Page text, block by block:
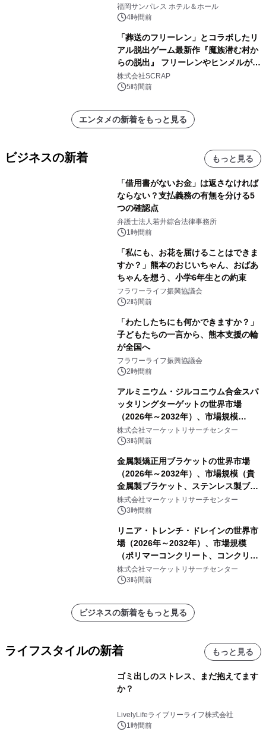
福岡サンパレス ホテル＆ホール
4時間前
「葬送のフリーレン」とコラボしたリ
アル脱出ゲーム最新作『魔族潜む村か
らの脱出』 フリーレンやヒンメルが武
器を手に魔族を見据える描き下ろしメ
インビジュアル公開
株式会社SCRAP
5時間前
エンタメの新着をもっと見る
ビジネスの新着 もっと見る
「借用書がないお金」は返さなければ
ならない？支払義務の有無を分ける5
つの確認点
弁護士法人若井綜合法律事務所
1時間前
「私にも、お花を届けることはできま
すか？」熊本のおじいちゃん、おばあ
ちゃんを想う、小学6年生との約束
フラワーライフ振興協議会
2時間前
「わたしたちにも何かできますか？」
子どもたちの一言から、熊本支援の輪
が全国へ
フラワーライフ振興協議会
2時間前
アルミニウム・ジルコニウム合金スパ
ッタリングターゲットの世界市場
（2026年～2032年）、市場規模
（0.995、0.999、その他）・分析レポ
ートを発表
株式会社マーケットリサーチセンター
3時間前
金属製矯正用ブラケットの世界市場
（2026年～2032年）、市場規模（貴
金属製ブラケット、ステンレス製ブラ
ケット、純チタン製ブラケット）・分
析レポートを発表
株式会社マーケットリサーチセンター
3時間前
リニア・トレンチ・ドレインの世界市
場（2026年～2032年）、市場規模
（ポリマーコンクリート、コンクリー
ト、プラスチック、金属）・分析レポ
ートを発表
株式会社マーケットリサーチセンター
3時間前
ビジネスの新着をもっと見る
ライフスタイルの新着 もっと見る
ゴミ出しのストレス、まだ抱えてます
か？
LivelyLifeライブリーライフ株式会社
1時間前